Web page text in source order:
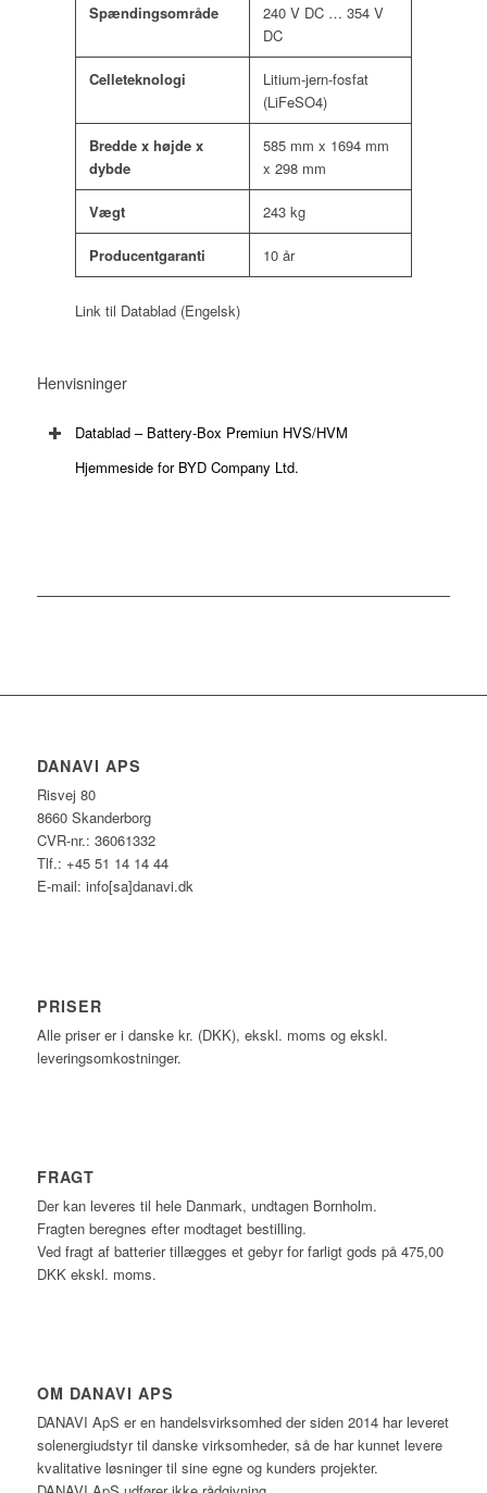
Spændingsområde
240 V DC … 354 V
DC
Celleteknologi
Litium-jern-fosfat
(LiFeSO4)
Bredde x højde x
dybde
585 mm x 1694 mm
x 298 mm
Vægt 243 kg
Producentgaranti 10 år
Link til Datablad (Engelsk)
Henvisninger
Datablad – Battery-Box Premiun HVS/HVM
Hjemmeside for BYD Company Ltd.
DANAVI APS
Risvej 80
8660 Skanderborg
CVR-nr.: 36061332
Tlf.: +45 51 14 14 44
E-mail: info[sa]danavi.dk
PRISER
Alle priser er i danske kr. (DKK), ekskl. moms og ekskl.
leveringsomkostninger.
FRAGT
Der kan leveres til hele Danmark, undtagen Bornholm.
Fragten beregnes efter modtaget bestilling.
Ved fragt af batterier tillægges et gebyr for farligt gods på 475,00
DKK ekskl. moms.
OM DANAVI APS
DANAVI ApS er en handelsvirksomhed der siden 2014 har leveret
solenergiudstyr til danske virksomheder, så de har kunnet levere
kvalitative løsninger til sine egne og kunders projekter.